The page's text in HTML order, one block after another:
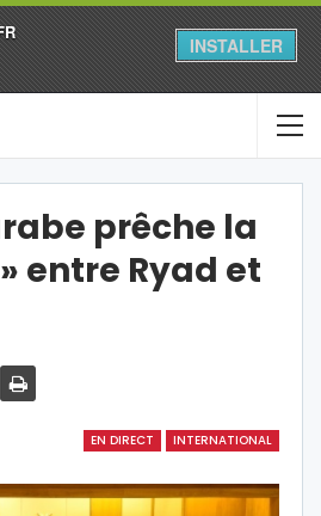
INSTALLER
prêche la
entre Ryad et
EN DIRECT INTERNATIONAL